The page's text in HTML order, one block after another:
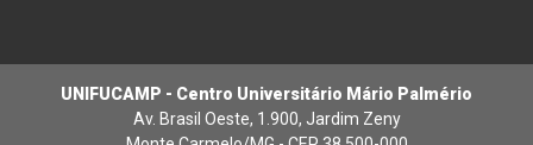
UNIFUCAMP - Centro Universitário Mário Palmério
Av. Brasil Oeste, 1.900, Jardim Zeny